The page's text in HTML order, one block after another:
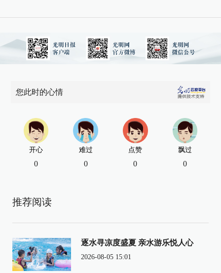
您此时的心情
开心
0
难过
0
点赞
0
飘过
0
推荐阅读
逐水寻凉度盛夏 亲水游乐悦人心
2026-08-05 15:01